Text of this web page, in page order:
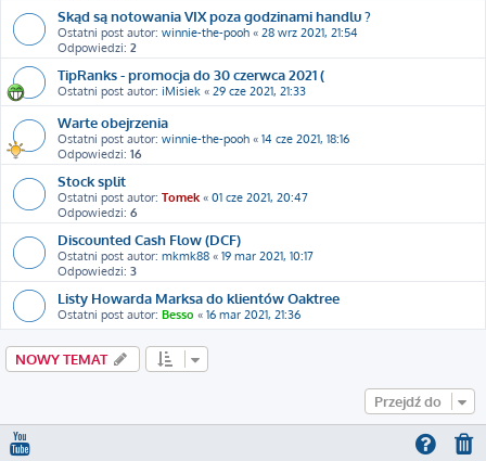
Skąd są notowania VIX poza godzinami handlu ?
Ostatni post autor: winnie-the-pooh « 28 wrz 2021, 21:54
Odpowiedzi: 2
TipRanks - promocja do 30 czerwca 2021 (
Ostatni post autor: iMisiek « 29 cze 2021, 21:33
Warte obejrzenia
Ostatni post autor: winnie-the-pooh « 14 cze 2021, 18:16
Odpowiedzi: 16
Stock split
Ostatni post autor: Tomek « 01 cze 2021, 20:47
Odpowiedzi: 6
Discounted Cash Flow (DCF)
Ostatni post autor: mkmk88 « 19 mar 2021, 10:17
Odpowiedzi: 3
Listy Howarda Marksa do klientów Oaktree
Ostatni post autor: Besso « 16 mar 2021, 21:36
NOWY TEMAT
Przejdź do